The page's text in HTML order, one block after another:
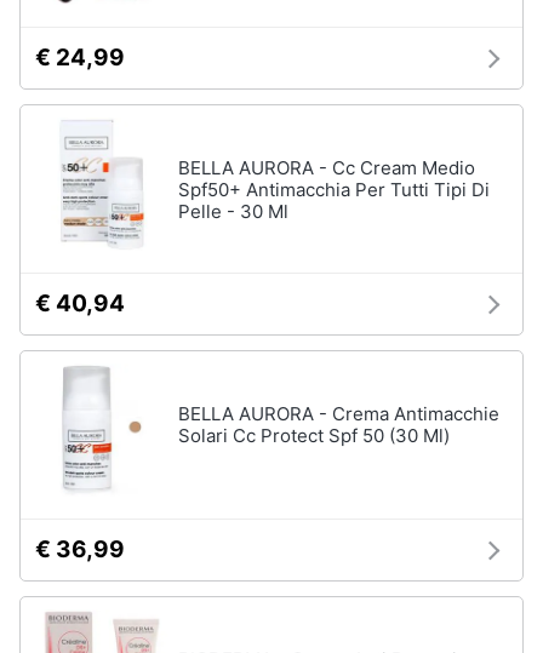
€ 24,99
BELLA AURORA - Cc Cream Medio
Spf50+ Antimacchia Per Tutti Tipi Di
Pelle - 30 Ml
€ 40,94
BELLA AURORA - Crema Antimacchie
Solari Cc Protect Spf 50 (30 Ml)
€ 36,99